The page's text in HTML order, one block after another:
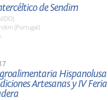
de Sendim
(Portugal)
Hispanolusa
Artesanas y IV Feria